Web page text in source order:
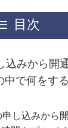
目次
込みから開
中で何をす
し込みから